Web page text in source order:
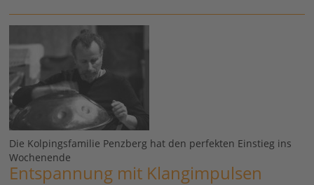
Die Kolpingsfamilie Penzberg hat den perfekten Einstieg ins
Wochenende
Entspannung mit Klangimpulsen